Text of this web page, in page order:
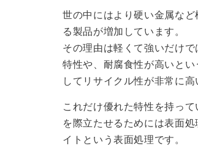
世の中にはより硬い金属な
る製品が増加しています。
その理由は軽くて強いだけ
特性や、耐腐食性が高いと
してリサイクル性が非常に
これだけ優れた特性を持っ
を際立たせるためには表面
イトという表面処理です。